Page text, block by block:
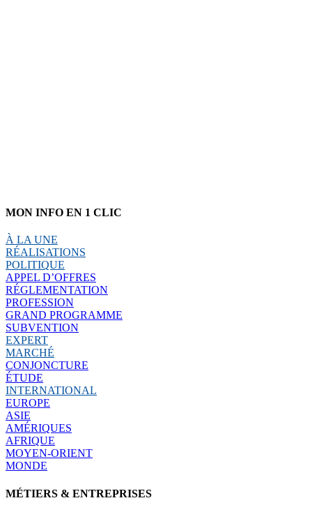
MON INFO EN 1 CLIC
À LA UNE
RÉALISATIONS
POLITIQUE
APPEL D’OFFRES
RÉGLEMENTATION
PROFESSION
GRAND PROGRAMME
SUBVENTION
EXPERT
MARCHÉ
CONJONCTURE
ÉTUDE
INTERNATIONAL
EUROPE
ASIE
AMÉRIQUES
AFRIQUE
MOYEN-ORIENT
MONDE
MÉTIERS & ENTREPRISES